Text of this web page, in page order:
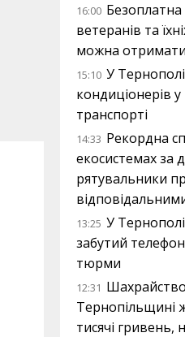
16:00
ветеранів та
можна отримати
15:10 У
кондиціонерів
транспорті
14:33 Рекордна
екосистемах за
рятувальники
13:25 У
забутий
тюрми
12:31 Шахрайство
Тернопільщині
тисячі